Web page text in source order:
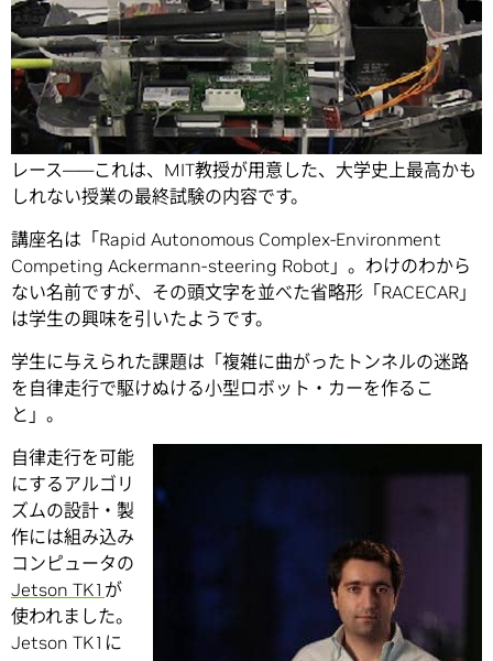
小型のロボット・カー4台にトンネルの迷路、タイムを競う
レース――これは、MIT教授が用意した、大学史上最高かも
しれない授業の最終試験の内容です。
講座名は「Rapid Autonomous Complex-Environment
Competing Ackermann-steering Robot」。わけのわから
ない名前ですが、その頭文字を並べた省略形「RACECAR」
は学生の興味を引いたようです。
学生に与えられた課題は「複雑に曲がったトンネルの迷路
を自律走行で駆けぬける小型ロボット・カーを作るこ
と」。
自律走行を可能
にするアルゴリ
ズムの設計・製
作には組み込み
コンピュータの
Jetson TK1 が
使われました。
Jetson TK1に